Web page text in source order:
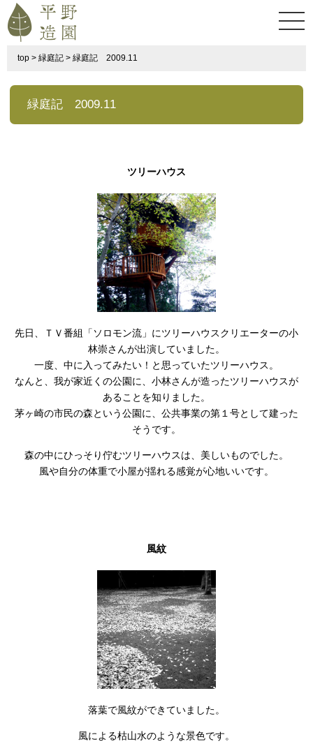
top > 緑庭記 > 緑庭記 2009.11
緑庭記 2009.11
ツリーハウス
先日、ＴＶ番組「ソロモン流」にツリーハウスクリエーターの小
林崇さんが出演していました。
一度、中に入ってみたい！と思っていたツリーハウス。
なんと、我が家近くの公園に、小林さんが造ったツリーハウスが
あることを知りました。
茅ヶ崎の市民の森という公園に、公共事業の第１号として建った
そうです。
森の中にひっそり佇むツリーハウスは、美しいものでした。
風や自分の体重で小屋が揺れる感覚が心地いいです。
風紋
落葉で風紋ができていました。
風による枯山水のような景色です。